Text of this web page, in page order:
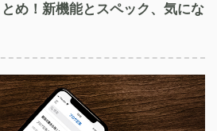
め！新機能とスペック、気にな